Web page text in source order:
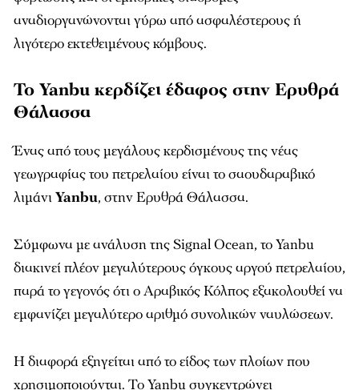
αναδιοργανώνονται γύρω από ασφαλέστερους ή
λιγότερο εκτεθειμένους κόμβους.
Το Yanbu κερδίζει έδαφος στην Ερυθρά
Θάλασσα
Ένας από τους μεγάλους κερδισμένους της νέας
γεωγραφίας του πετρελαίου είναι το σαουδαραβικό
λιμάνιYanbu, στην Ερυθρά Θάλασσα.
Σύμφωνα με ανάλυση της Signal Ocean, το Yanbu
διακινεί πλέον μεγαλύτερους όγκους αργού πετρελαίου,
παρά το γεγονός ότι ο Αραβικός Κόλπος εξακολουθεί να
εμφανίζει μεγαλύτερο αριθμό συνολικών ναυλώσεων.
Η διαφορά εξηγείται από το είδος των πλοίων που
χρησιμοποιούνται. Το Yanbu συγκεντρώνει